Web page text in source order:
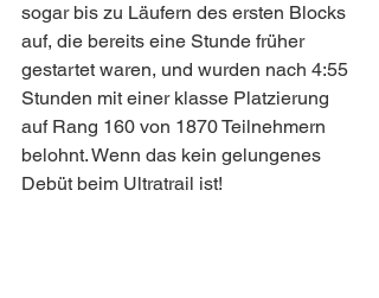
sogar bis zu Läufern des ersten Blocks
auf, die bereits eine Stunde früher
gestartet waren, und wurden nach 4:55
Stunden mit einer klasse Platzierung
auf Rang 160 von 1870 Teilnehmern
belohnt. Wenn das kein gelungenes
Debüt beim Ultratrail ist!